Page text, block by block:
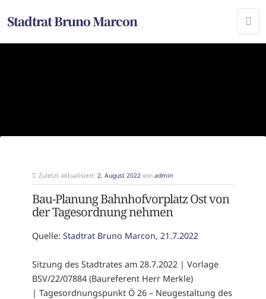
Stadtrat Bruno Marcon
Zuletzt aktualisiert: 2. August 2022 von admin
Bau-Planung Bahnhofvorplatz Ost von
der Tagesordnung nehmen
Quelle: Stadtrat Bruno Marcon, 21.7.2022
Sitzung des Stadtrates am 28.7.2022 | Vorlage
BSV/22/07884 (Baureferent Herr Merkle)
| Tagesordnungspunkt Ö 26 – Neugestaltung des